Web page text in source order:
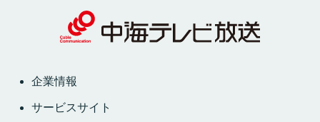
企業情報
サービスサイト